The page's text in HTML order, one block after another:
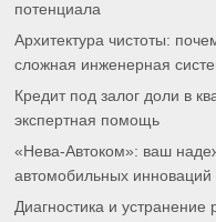
потенциала
Архитектура чистоты:
сложная инженерная
Кредит под залог доли в
экспертная помощь
«Нева-Автоком»: ваш
автомобильных инноваций
Диагностика и